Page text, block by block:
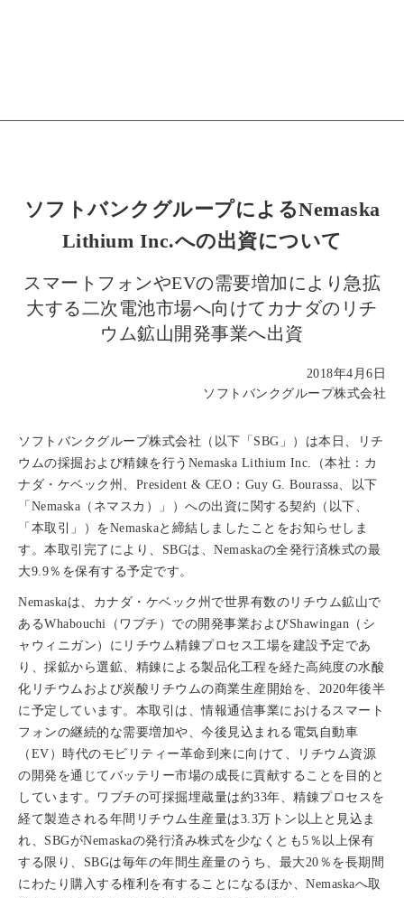
ソフトバンクグループによるNemaska
Lithium Inc.への出資について
スマートフォンやEVの需要増加により急拡
大する二次電池市場へ向けてカナダのリチ
ウム鉱山開発事業へ出資
2018年4月6日
ソフトバンクグループ株式会社
ソフトバンクグループ株式会社（以下「SBG」）は本日、リチ
ウムの採掘および精錬を行うNemaska Lithium Inc.（本社：カ
ナダ・ケベック州、President & CEO：Guy G. Bourassa、以下
「Nemaska（ネマスカ）」）への出資に関する契約（以下、
「本取引」）をNemaskaと締結しましたことをお知らせしま
す。本取引完了により、SBGは、Nemaskaの全発行済株式の最
大9.9％を保有する予定です。
Nemaskaは、カナダ・ケベック州で世界有数のリチウム鉱山で
あるWhabouchi（ワブチ）での開発事業およびShawingan（シ
ャウィニガン）にリチウム精錬プロセス工場を建設予定であ
り、採鉱から選鉱、精錬による製品化工程を経た高純度の水酸
化リチウムおよび炭酸リチウムの商業生産開始を、2020年後半
に予定しています。本取引は、情報通信事業におけるスマート
フォンの継続的な需要増加や、今後見込まれる電気自動車
（EV）時代のモビリティー革命到来に向けて、リチウム資源
の開発を通じてバッテリー市場の成長に貢献することを目的と
しています。ワブチの可採掘埋蔵量は約33年、精錬プロセスを
経て製造される年間リチウム生産量は3.3万トン以上と見込ま
れ、SBGがNemaskaの発行済み株式を少なくとも5％以上保有
する限り、SBGは毎年の年間生産量のうち、最大20％を長期間
にわたり購入する権利を有することになるほか、Nemaskaへ取